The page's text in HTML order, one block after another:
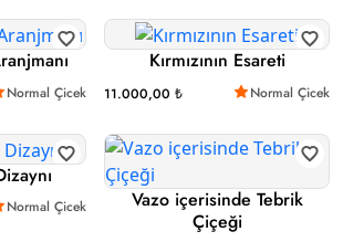
Normal Çicek
Kırmızının Esareti
11.000,00 ₺ Normal Çicek
Normal Çicek
Vazo içerisinde Tebrik
Çiçeği